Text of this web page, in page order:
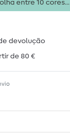
entre 10 cores...
devolução
de 80 €